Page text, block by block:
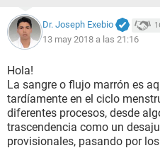
Dr. Joseph Exebio
13 may 2018 a las 21:16
Hola!
La sangre o flujo marrón es
tardíamente en el ciclo
diferentes procesos, desde
trascendencia como un
provisionales, pasando por